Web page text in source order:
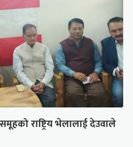
राष्ट्रिय भेलालाई देउवाले